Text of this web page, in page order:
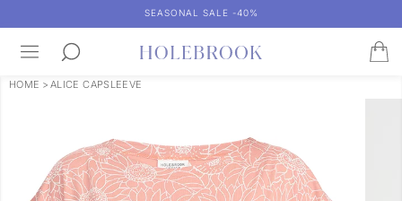
SEASONAL SALE -40%
HOME > ALICE CAPSLEEVE